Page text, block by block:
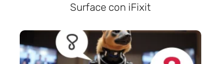
Surface con iFixit